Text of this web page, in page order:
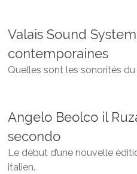
Valais Sound
contemporaines
Quelles sont les sonorités du
Angelo Beolco il
secondo
Le début d’une nouvelle
italien.